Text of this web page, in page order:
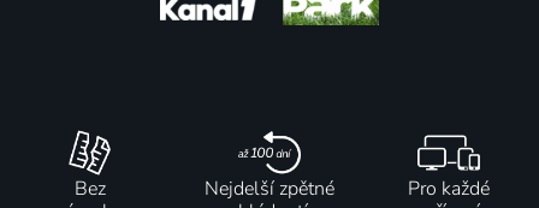
Bez
Nejdelší zpětné
Pro každé